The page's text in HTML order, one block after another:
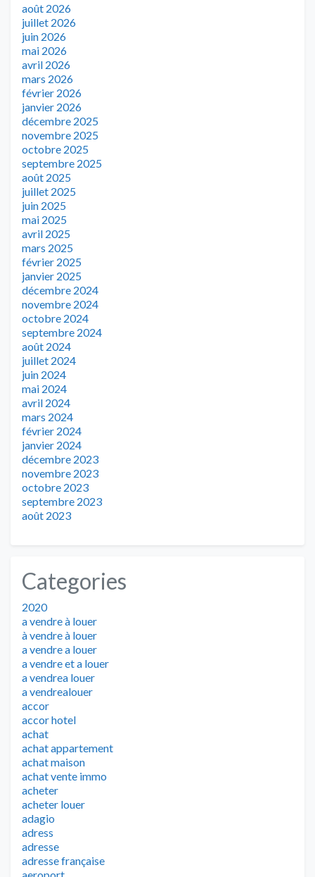
août 2026
juillet 2026
juin 2026
mai 2026
avril 2026
mars 2026
février 2026
janvier 2026
décembre 2025
novembre 2025
octobre 2025
septembre 2025
août 2025
juillet 2025
juin 2025
mai 2025
avril 2025
mars 2025
février 2025
janvier 2025
décembre 2024
novembre 2024
octobre 2024
septembre 2024
août 2024
juillet 2024
juin 2024
mai 2024
avril 2024
mars 2024
février 2024
janvier 2024
décembre 2023
novembre 2023
octobre 2023
septembre 2023
août 2023
Categories
2020
a vendre à louer
à vendre à louer
a vendre a louer
a vendre et a louer
a vendrea louer
a vendrealouer
accor
accor hotel
achat
achat appartement
achat maison
achat vente immo
acheter
acheter louer
adagio
adress
adresse
adresse française